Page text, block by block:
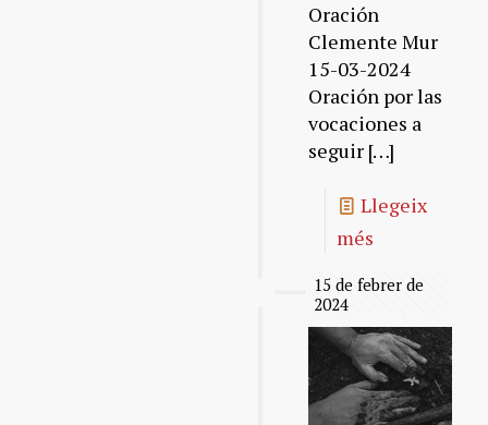
Oración
Clemente Mur
15-03-2024
Oración por las
vocaciones a
seguir […]
Llegeix
més
15 de febrer de
2024